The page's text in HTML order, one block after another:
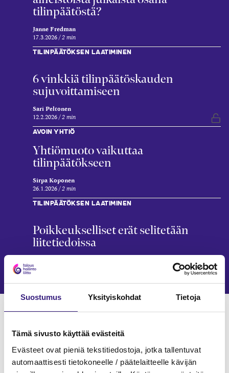
Suostumus Yksityiskohdat Tietoja
Tämä sivusto käyttää evästeitä
Evästeet ovat pieniä tekstitiedostoja, jotka tallentuvat
automaattisesti tietokoneelle / päätelaitteelle kävijän
tilinpäätöstä?
Janne Fredman
17.3.2026 2 min
TILINPÄÄTÖKSEN LAATIMINEN
6 vinkkiä tilinpäätöskauden
sujuvoittamiseen
Sari Peltonen
12.2.2026 2 min
AVOIN YHTIÖ
Yhtiömuoto vaikuttaa
tilinpäätökseen
Sirpa Koponen
26.1.2026 2 min
TILINPÄÄTÖKSEN LAATIMINEN
Poikkeukselliset erät selitetään
liitetiedoissa
12.1.2026
Verkkokoulutukset
KIRJANPITO